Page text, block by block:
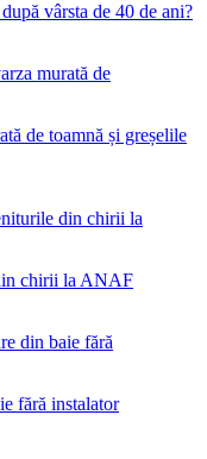
vârsta de 40 de ani?
de toamnă și greșelile
chirii la ANAF
fără instalator